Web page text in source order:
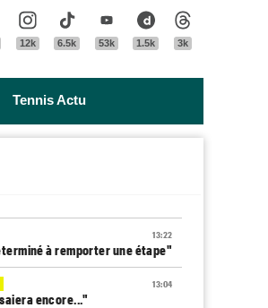
TwitterInstagram
12k
Tik Tok
6.5k
Youtube
53k
Dailymotion
1.5k 3k
Tennis Actu
13:22
à remporter une étape"
13:04
encore..."